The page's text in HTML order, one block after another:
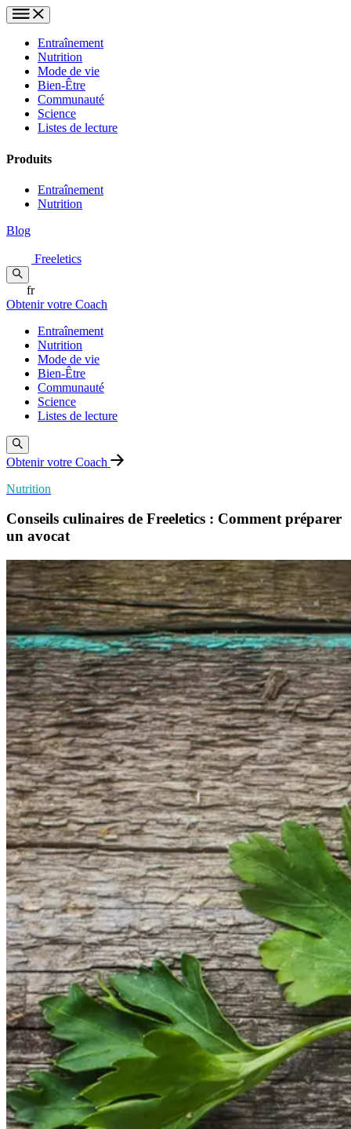
Entraînement
Nutrition
Mode de vie
Bien-Être
Communauté
Science
Listes de lecture
Produits
Entraînement
Nutrition
Blog
Freeletics
fr
Obtenir votre Coach
Entraînement
Nutrition
Mode de vie
Bien-Être
Communauté
Science
Listes de lecture
Obtenir votre Coach
Nutrition
Conseils culinaires de Freeletics : Comment préparer
un avocat